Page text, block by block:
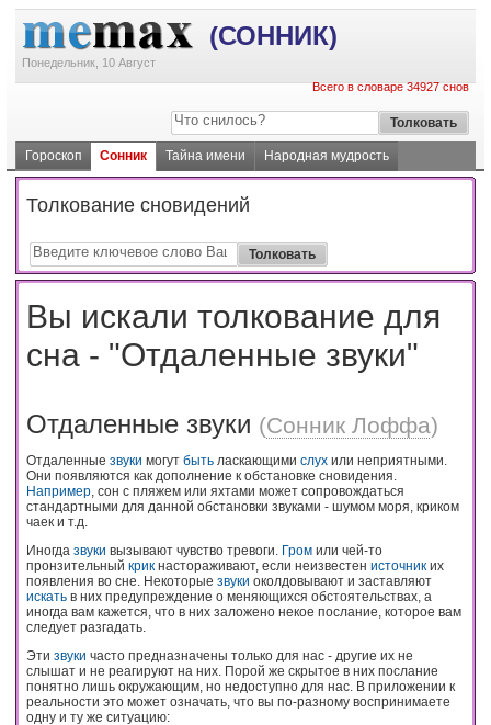
(СОННИК)
Понедельник, 10 Август
Всего в словаре 34927 снов
Гороскоп Сонник Тайна имени Народная мудрость
Толкование сновидений
Вы искали толкование для
сна - "Отдаленные звуки"
Отдаленные звуки (Сонник Лоффа)
Отдаленные звуки могут быть ласкающими слух или неприятными.
Они появляются как дополнение к обстановке сновидения.
Например, сон с пляжем или яхтами может сопровождаться
стандартными для данной обстановки звуками - шумом моря, криком
чаек и т.д.
Иногда звуки вызывают чувство тревоги. Гром или чей-то
пронзительный крик настораживают, если неизвестен источник их
появления во сне. Некоторые звуки околдовывают и заставляют
искать в них предупреждение о меняющихся обстоятельствах, а
иногда вам кажется, что в них заложено некое послание, которое вам
следует разгадать.
Эти звуки часто предназначены только для нас - другие их не
слышат и не реагируют на них. Порой же скрытое в них послание
понятно лишь окружающим, но недоступно для нас. В приложении к
реальности это может означать, что вы по-разному воспринимаете
одну и ту же ситуацию: